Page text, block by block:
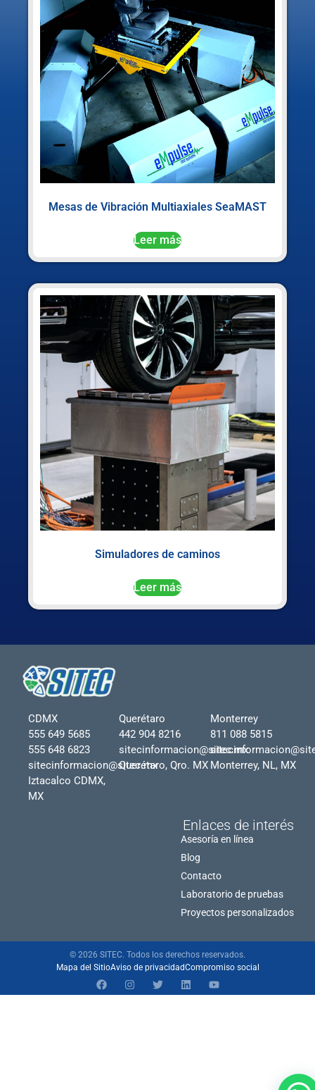
Mesas de Vibración Multiaxiales SeaMAST
Leer más
Simuladores de caminos
Leer más
CDMX
555 649 5685
555 648 6823
sitecinformacion@sitec.mx
Iztacalco CDMX,
MX
Querétaro
442 904 8216
sitecinformacion@sitec.mx
Querétaro, Qro. MX
Monterrey
811 088 5815
Monterrey, NL, MX
Enlaces de interés
Asesoría en línea
Blog
Contacto
Laboratorio de pruebas
Proyectos personalizados
© 2026 SITEC. Todos los derechos reservados.
Mapa del SitioAviso de privacidadCompromiso social